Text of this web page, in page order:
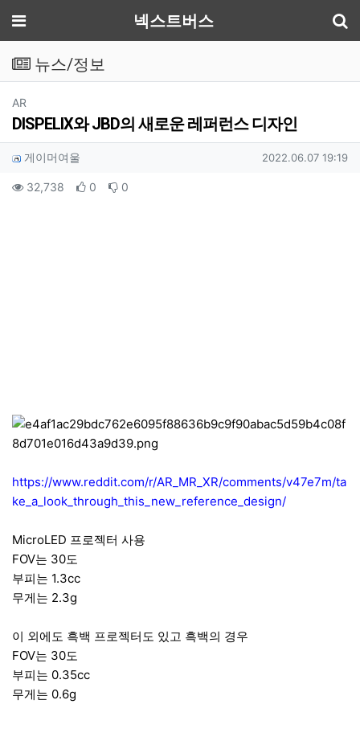
메뉴 넥스트버스
뉴스/정보
AR
DISPELIX와 JBD의 새로운 레퍼런스 디자인
작성자 정보
게이머여울 작성일
2022.06.07 19:19
컨텐츠 정보
32,738 조회 0 추천 0
https://www.reddit.com/r/AR_MR_XR/comments/v47e7m/ta
ke_a_look_through_this_new_reference_design/
MicroLED 프로젝터 사용
FOV는 30도
부피는 1.3cc
무게는 2.3g
이 외에도 흑백 프로젝터도 있고 흑백의 경우
FOV는 30도
부피는 0.35cc
무게는 0.6g